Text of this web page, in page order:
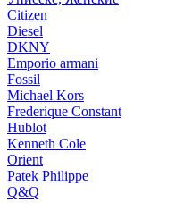
Citizen
Diesel
DKNY
Emporio armani
Fossil
Michael Kors
Frederique Constant
Hublot
Kenneth Cole
Orient
Patek Philippe
Q&Q